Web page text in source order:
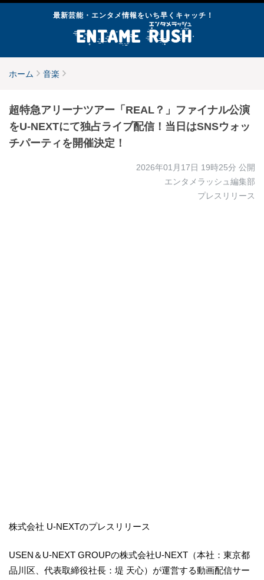
最新芸能・エンタメ情報をいち早くキャッチ！
ホーム 音楽
超特急アリーナツアー「REAL？」ファイナル公演
をU-NEXTにて独占ライブ配信！当日はSNSウォッ
チパーティを開催決定！
2026年01月17日 19時25分 公開
エンタメラッシュ編集部
プレスリリース
株式会社 U-NEXTのプレスリリース
USEN＆U-NEXT GROUPの株式会社U-NEXT（本社：東京都
品川区、代表取締役社長：堤 天心）が運営する動画配信サー